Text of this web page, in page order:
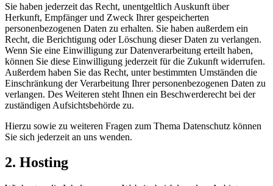
Sie haben jederzeit das Recht, unentgeltlich Auskunft über
Herkunft, Empfänger und Zweck Ihrer gespeicherten
personenbezogenen Daten zu erhalten. Sie haben außerdem ein
Recht, die Berichtigung oder Löschung dieser Daten zu verlangen.
Wenn Sie eine Einwilligung zur Datenverarbeitung erteilt haben,
können Sie diese Einwilligung jederzeit für die Zukunft widerrufen.
Außerdem haben Sie das Recht, unter bestimmten Umständen die
Einschränkung der Verarbeitung Ihrer personenbezogenen Daten zu
verlangen. Des Weiteren steht Ihnen ein Beschwerderecht bei der
zuständigen Aufsichtsbehörde zu.
Hierzu sowie zu weiteren Fragen zum Thema Datenschutz können
Sie sich jederzeit an uns wenden.
2. Hosting